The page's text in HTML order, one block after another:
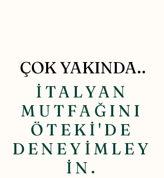
ÇOK YAKINDA..
İTALYAN
MUTFAĞINI
ÖTEKİ'DE
DENEYİMLEY
İN.